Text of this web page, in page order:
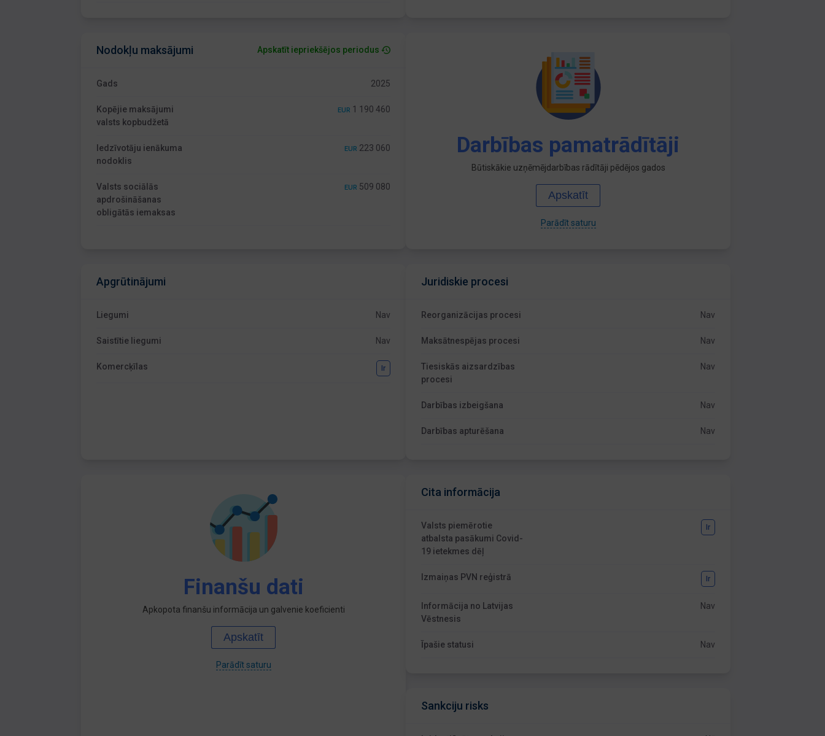
Nodokļu maksājumi Apskatīt iepriekšējos periodus
Gads 2025
Kopējie maksājumi
valsts kopbudžetā
EUR 1 190 460
Iedzīvotāju ienākuma
nodoklis
EUR 223 060
Valsts sociālās
apdrošināšanas
obligātās iemaksas
EUR 509 080
Darbības pamatrādītāji
Būtiskākie uzņēmējdarbības rādītāji pēdējos gados
Apskatīt
Parādīt saturu
Apgrūtinājumi
Liegumi Nav
Saistītie liegumi Nav
Komercķīlas Ir
Juridiskie procesi
Reorganizācijas procesi Nav
Maksātnespējas procesi Nav
Tiesiskās aizsardzības
procesi
Nav
Darbības izbeigšana Nav
Darbības apturēšana Nav
Finanšu dati
Apkopota finanšu informācija un galvenie koeficienti
Apskatīt
Parādīt saturu
Cita informācija
Valsts piemērotie
atbalsta pasākumi Covid-
19 ietekmes dēļ
Ir
Izmaiņas PVN reģistrā Ir
Informācija no Latvijas
Vēstnesis
Nav
Īpašie statusi Nav
Sankciju risks